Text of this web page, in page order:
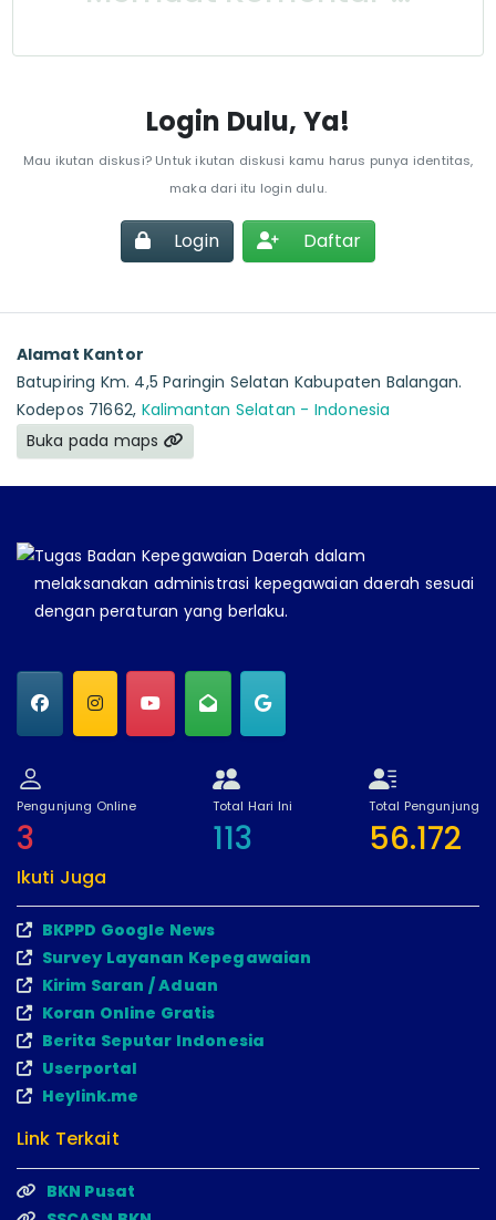
Login Dulu, Ya!
Mau ikutan diskusi? Untuk ikutan diskusi kamu harus punya identitas,
maka dari itu login dulu.
Login Daftar
Alamat Kantor
Batupiring Km. 4,5 Paringin Selatan Kabupaten Balangan.
Kodepos 71662, Kalimantan Selatan - Indonesia
Buka pada maps
Tugas Badan Kepegawaian Daerah dalam
melaksanakan administrasi kepegawaian daerah sesuai
dengan peraturan yang berlaku.
Pengunjung Online
3
Total Hari Ini
113
Total Pengunjung
56.172
Ikuti Juga
BKPPD Google News
Survey Layanan Kepegawaian
Kirim Saran / Aduan
Koran Online Gratis
Berita Seputar Indonesia
Userportal
Heylink.me
Link Terkait
BKN Pusat